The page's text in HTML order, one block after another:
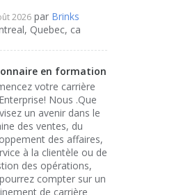
2026 par Brinks
Quebec, ca
en formation
votre carrière
Nous .Que
un avenir dans le
des ventes, du
des affaires,
à la clientèle ou de
des opérations,
compter sur un
de carrière